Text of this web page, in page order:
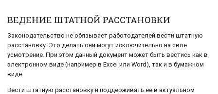
ВЕДЕНИЕ ШТАТНОЙ РАССТАНОВКИ
Законодательство не обязывает работодателей вести штатную
расстановку. Это делать они могут исключительно на свое
усмотрение. При этом данный документ может быть вестись как в
электронном виде (например в Excel или Word), так и в бумажном
виде.
Вести штатную расстановку и поддерживать ее в актуальном